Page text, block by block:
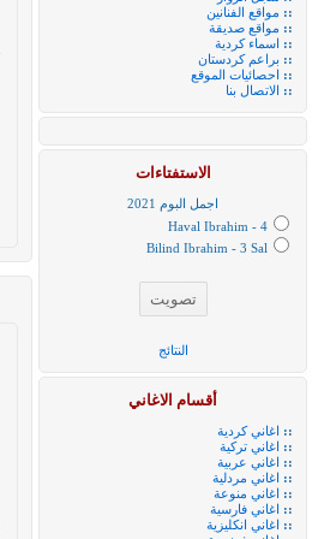
:: مواقع الفنانين
:: مواقع صديقة
::
اسماء كردية
:: براعم كردستان
::
احصائيات الموقع
::
الاتصال بنا
الاستفتاءات
اجمل البوم 2021
Haval Ibrahim - 4
Bilind Ibrahim - 3 Sal
النتائج
أقسام الاغاني
::
اغاني كردية
::
اغاني تركية
::
اغاني عربية
::
اغاني مردلية
::
اغاني منوعة
::
اغاني فارسية
::
اغاني انكليزية